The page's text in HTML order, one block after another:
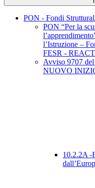
PON - Fondi
PON “Per la
l’Istruzione –
FESR -
Avviso 9707
NUOVO
10.2.2A -